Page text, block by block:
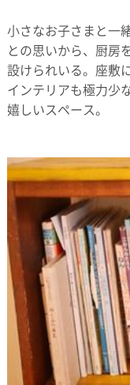
小さなお子さまと一
との思いから、厨房
設けられいる。座敷
インテリアも極力少
嬉しいスペース。